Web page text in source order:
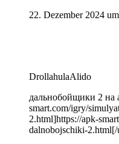
22. Dezember 2024
DrollahulaAlido
дальнобойщики 2 на
smart.com/igry/
2.html]https://apk-
dalnobojschiki-